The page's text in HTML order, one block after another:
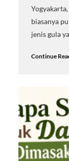
biasanya
jenis gula
Continue